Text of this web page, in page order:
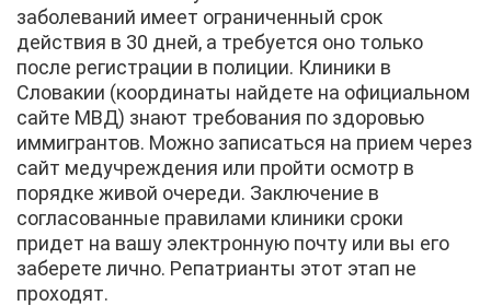
заболеваний имеет ограниченный срок
действия в 30 дней, а требуется оно только
после регистрации в полиции. Клиники в
Словакии (координаты найдете на официальном
сайте МВД) знают требования по здоровью
иммигрантов. Можно записаться на прием через
сайт медучреждения или пройти осмотр в
порядке живой очереди. Заключение в
согласованные правилами клиники сроки
придет на вашу электронную почту или вы его
заберете лично. Репатрианты этот этап не
проходят.